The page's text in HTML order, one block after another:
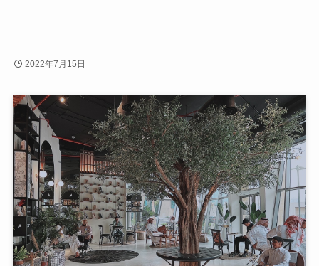
2022年7月15日